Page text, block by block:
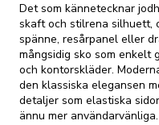
Det som kännetecknar
skaft och stilrena silhuett,
spänne, resårpanel eller
mångsidig sko som enkelt
och kontorskläder.
den klassiska elegansen
detaljer som elastiska
ännu mer användarvänliga.